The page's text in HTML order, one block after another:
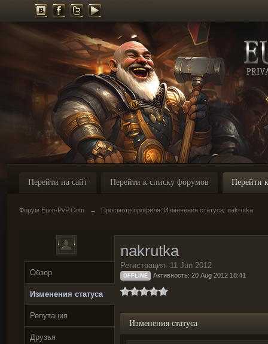
Перейти на сайт Перейти к списку форумов Перейти
Форум Euro-PvP.Com → Просмотр профиля: Изменения статуса: nakrutka
Обзор
Изменения статуса
Репутация
Друзья
nakrutka
Регистрация: 11 Jun 2012
OFFLINE Активность: 20 Aug 2012 18:41
Изменения статуса